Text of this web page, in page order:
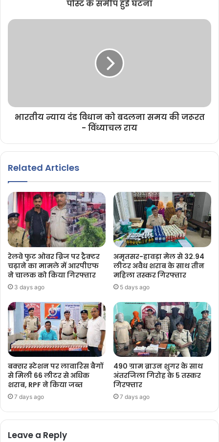
पोस्ट के समीप हुई घटना
भारतीय न्याय दंड विधान को बदलना समय की जरूरत
- विंध्याचल राय
Related Articles
रेलवे फुट ओवर ब्रिज पर ट्रैक्टर
चढ़ाने का मामले में आरपीएफ
ने चालक को किया गिरफ्तार
3 days ago
अमृतसर-हावड़ा मेल से 32.94
लीटर अवैध शराब के साथ तीन
महिला तस्कर गिरफ्तार
5 days ago
बक्सर स्टेशन पर लावारिस बैगों
से मिली 66 लीटर से अधिक
शराब, RPF ने किया जब्त
7 days ago
490 ग्राम ब्राउन शुगर के साथ
अंतरजिला गिरोह के 5 तस्कर
गिरफ्तार
7 days ago
Leave a Reply